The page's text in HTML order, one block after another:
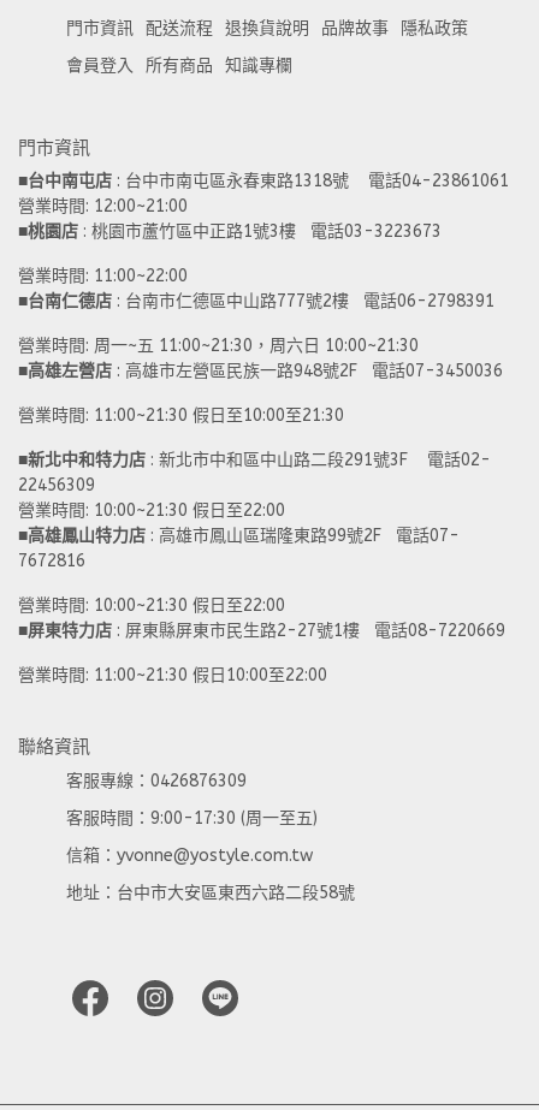
門市資訊 配送流程 退換貨說明 品牌故事
隱私政策
會員登入
所有商品 知識專欄
門市資訊
■台中南屯店 : 台中市南屯區永春東路1318號    電話04-23861061
營業時間: 12:00~21:00
■桃園店 : 桃園市蘆竹區中正路1號3樓   電話03-3223673
營業時間: 11:00~22:00
■台南仁德店 : 台南市仁德區中山路777號2樓   電話06-2798391
營業時間: 周一~五 11:00~21:30，周六日 10:00~21:30
■高雄左營店 : 高雄市左營區民族一路948號2F   電話07-3450036
營業時間: 11:00~21:30 假日至10:00至21:30
■新北中和特力店 : 新北市中和區中山路二段291號3F    電話02-
22456309
營業時間: 10:00~21:30 假日至22:00
■高雄鳳山特力店 : 高雄市鳳山區瑞隆東路99號2F   電話07-
7672816
營業時間: 10:00~21:30 假日至22:00
■屏東特力店 : 屏東縣屏東市民生路2-27號1樓   電話08-7220669
營業時間: 11:00~21:30 假日10:00至22:00
聯絡資訊
客服專線：0426876309
客服時間：9:00-17:30 (周一至五)
信箱：yvonne@yostyle.com.tw
地址：台中市大安區東西六路二段58號